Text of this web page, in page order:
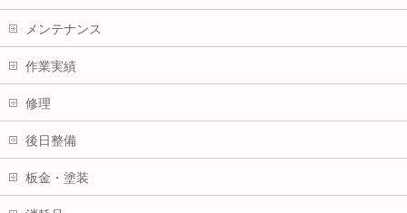
メンテナンス
作業実績
修理
後日整備
板金・塗装